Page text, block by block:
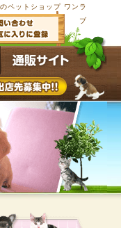
ペットショップ ワンラ
ブ